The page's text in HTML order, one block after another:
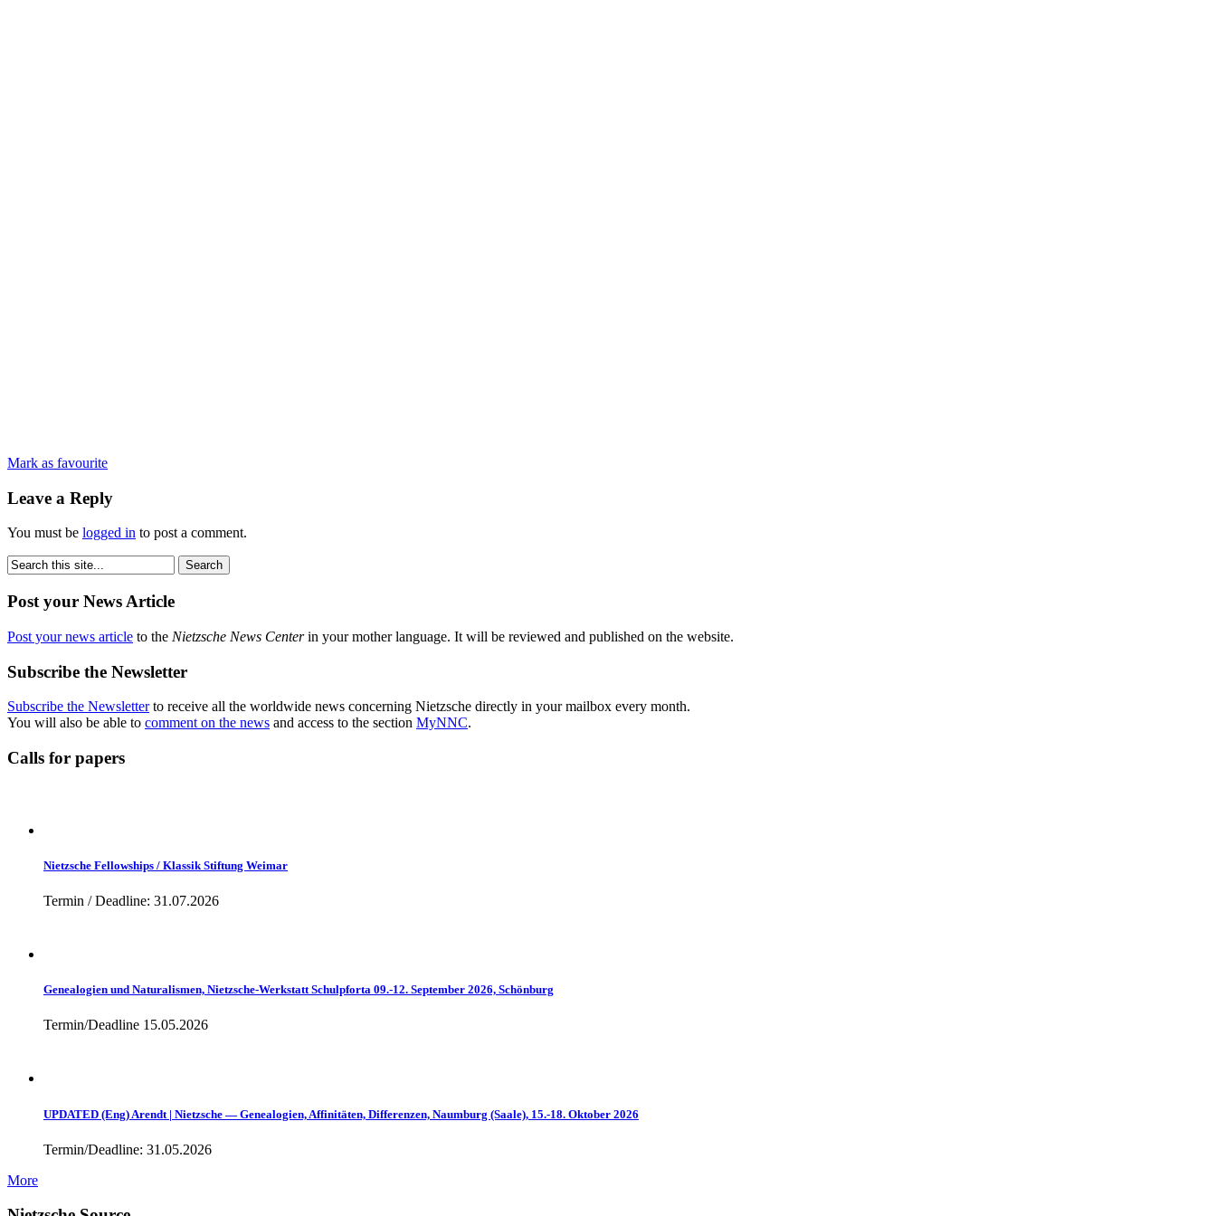
Mark as favourite
Leave a Reply
You must be logged in to post a comment.
Post your News Article
Post your news article to the Nietzsche News Centerin your mother language. It will be reviewed and published on the website.
Subscribe the Newsletter
Subscribe the Newsletterto receive all the worldwide news concerning Nietzsche directly in your mailbox every month.
You will also be able to comment on the news and access to the section MyNNC.
Calls for papers
Nietzsche Fellowships / Klassik Stiftung Weimar
Termin / Deadline: 31.07.2026
Genealogien und Naturalismen, Nietzsche-Werkstatt Schulpforta 09.-12. September 2026, Schönburg
Termin/Deadline 15.05.2026
UPDATED (Eng) Arendt | Nietzsche — Genealogien, Affinitäten, Differenzen, Naumburg (Saale), 15.-18. Oktober 2026
Termin/Deadline: 31.05.2026
More